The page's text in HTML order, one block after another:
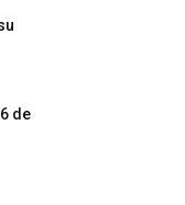
de